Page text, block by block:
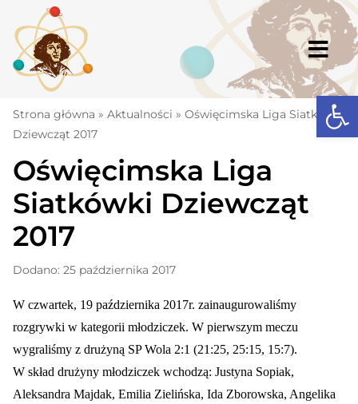
content
Strona główna
Komunikaty
Szkoła
Dokumenty
Osiągnięcia
Warto wiedzieć
UKS „Millenium”
Strona główna » Aktualności » Oświęcimska Liga Siatkówki
Dziewcząt 2017
Oświęcimska Liga
Siatkówki Dziewcząt
2017
Dodano: 25 października 2017
W czwartek, 19 października 2017r. zainaugurowaliśmy
rozgrywki w kategorii młodziczek. W pierwszym meczu
wygraliśmy z drużyną SP Wola 2:1 (21:25, 25:15, 15:7).
W skład drużyny młodziczek wchodzą: Justyna Sopiak,
Aleksandra Majdak, Emilia Zielińska, Ida Zborowska, Angelika